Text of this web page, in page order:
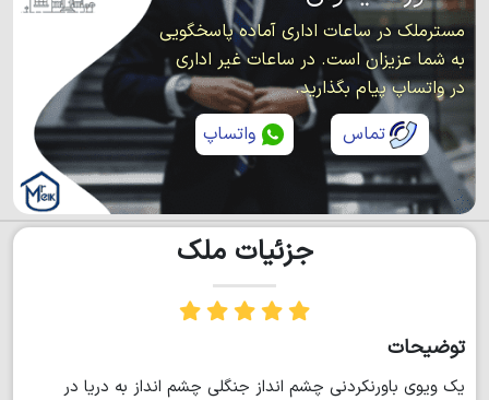
مسترملک در ساعات اداری آماده پاسخگویی
به شما عزیزان است. در ساعات غیر اداری
در واتساپ پیام بگذارید.
تماس
واتساپ
جزئیات ملک
توضیحات
یک ویوی باورنکردنی چشم انداز جنگلی چشم انداز به دریا در